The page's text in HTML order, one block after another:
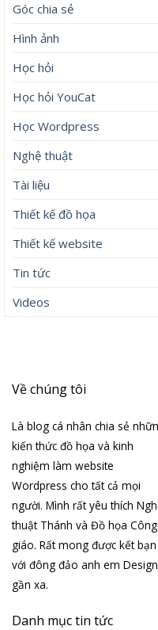
Góc chia sẻ
Hình ảnh
Học hỏi
Học hỏi YouCat
Học Wordpress
Nghệ thuật
Tài liệu
Thiết kế đồ họa
Thiết kế website
Tin tức
Videos
Về chúng tôi
Là blog cá nhân chia sẻ
kiến thức đồ họa và kinh
nghiệm làm website
Wordpress cho tất cả mọi
người. Mình rất yêu thích
thuật Thánh và Đồ họa Công
giáo. Rất mong được kết bạn
với đông đảo anh em
gần xa.
Danh mục tin tức